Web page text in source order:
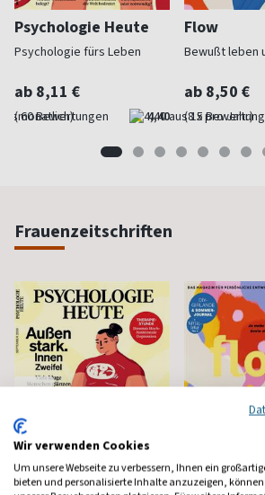
Psychologie Heute
Psychologie fürs Leben
ab 8,11 €
(monatlich) 4,40
Flow
Bewußt leben
ab 8,50 €
(8 x pro Jahr)
Frauenzeitschriften
Wir verwenden Cookies
Um unsere Webseite zu verbessern, Ihnen ein
bieten und personalisierte Inhalte anzuzeigen,